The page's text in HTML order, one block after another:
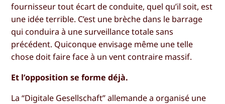
fournisseur tout écart de conduite, quel qu’il soit, est
une idée terrible. C’est une brèche dans le barrage
qui conduira à une surveillance totale sans
précédent. Quiconque envisage même une telle
chose doit faire face à un vent contraire massif.
Et l’opposition se forme déjà.
La “Digitale Gesellschaft” allemande a organisé une